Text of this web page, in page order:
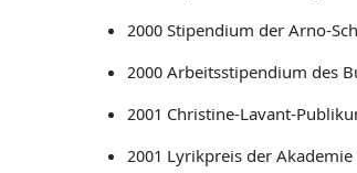
2000 Stipendium der Arno-
2000 Arbeitsstipendium des
2001 Christine-Lavant-
2001 Lyrikpreis der Akademie